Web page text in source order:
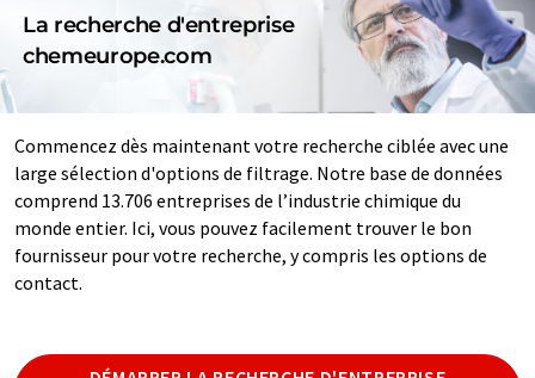
La recherche d'entreprise
chemeurope.com
Commencez dès maintenant votre recherche ciblée avec une
large sélection d'options de filtrage. Notre base de données
comprend 13.706 entreprises de l’industrie chimique du
monde entier. Ici, vous pouvez facilement trouver le bon
fournisseur pour votre recherche, y compris les options de
contact.